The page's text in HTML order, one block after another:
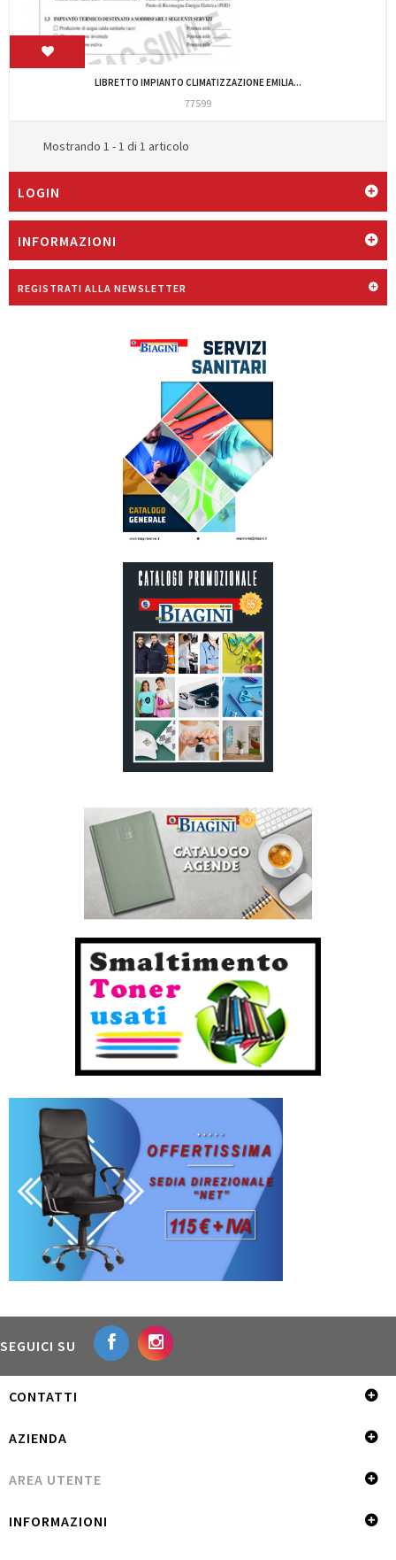
LIBRETTO IMPIANTO CLIMATIZZAZIONE EMILIA...
77599
Mostrando 1 - 1 di 1 articolo
LOGIN
INFORMAZIONI
REGISTRATI ALLA NEWSLETTER
SEGUICI SU
CONTATTI
AZIENDA
AREA UTENTE
INFORMAZIONI